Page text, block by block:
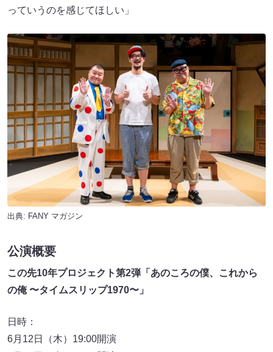
っていうのを感じてほしい」
出典: FANY マガジン
公演概要
この先10年プロジェクト第2弾「あのころの僕、これから
の俺 〜タイムスリップ1970〜」
日時：
6月12日（木）19:00開演